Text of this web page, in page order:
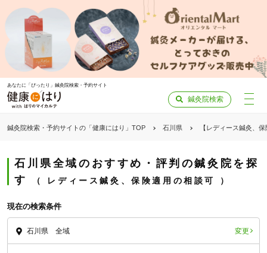
あなたに「ぴったり」鍼灸院検索・予約サイト
鍼灸院検索
鍼灸院検索・予約サイトの「健康にはり」TOP 石川県 【レディース鍼灸、
石川県全域のおすすめ・評判の鍼灸院を探
す
レディース鍼灸、保険適用の相談可
現在の検索条件
石川県 全域 変更